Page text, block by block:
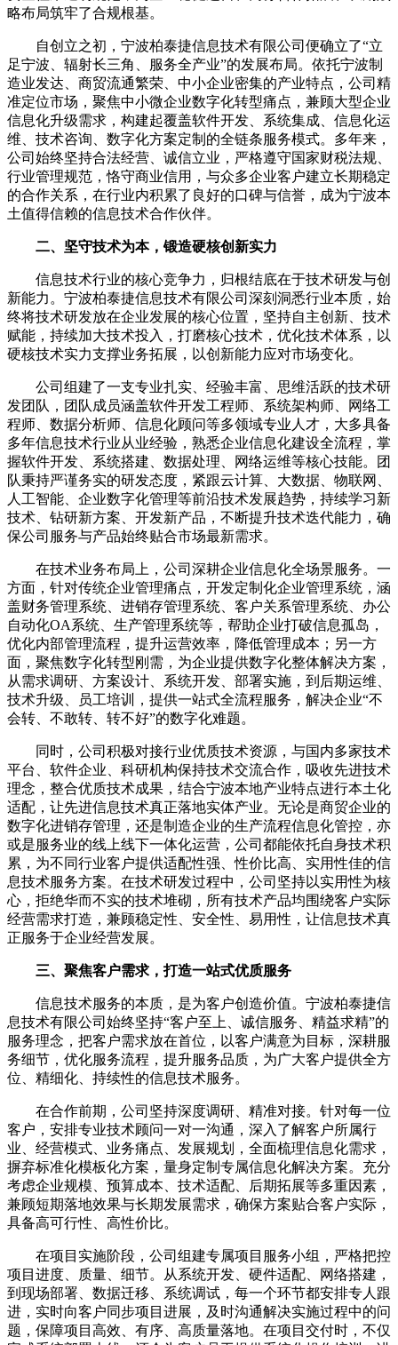
略布局筑牢了合规根基。
自创立之初，宁波柏泰捷信息技术有限公司便确立了“立
足宁波、辐射长三角、服务全产业”的发展布局。依托宁波制
造业发达、商贸流通繁荣、中小企业密集的产业特点，公司精
准定位市场，聚焦中小微企业数字化转型痛点，兼顾大型企业
信息化升级需求，构建起覆盖软件开发、系统集成、信息化运
维、技术咨询、数字化方案定制的全链条服务模式。多年来，
公司始终坚持合法经营、诚信立业，严格遵守国家财税法规、
行业管理规范，恪守商业信用，与众多企业客户建立长期稳定
的合作关系，在行业内积累了良好的口碑与信誉，成为宁波本
土值得信赖的信息技术合作伙伴。
二、坚守技术为本，锻造硬核创新实力
信息技术行业的核心竞争力，归根结底在于技术研发与创
新能力。宁波柏泰捷信息技术有限公司深刻洞悉行业本质，始
终将技术研发放在企业发展的核心位置，坚持自主创新、技术
赋能，持续加大技术投入，打磨核心技术，优化技术体系，以
硬核技术实力支撑业务拓展，以创新能力应对市场变化。
公司组建了一支专业扎实、经验丰富、思维活跃的技术研
发团队，团队成员涵盖软件开发工程师、系统架构师、网络工
程师、数据分析师、信息化顾问等多领域专业人才，大多具备
多年信息技术行业从业经验，熟悉企业信息化建设全流程，掌
握软件开发、系统搭建、数据处理、网络运维等核心技能。团
队秉持严谨务实的研发态度，紧跟云计算、大数据、物联网、
人工智能、企业数字化管理等前沿技术发展趋势，持续学习新
技术、钻研新方案、开发新产品，不断提升技术迭代能力，确
保公司服务与产品始终贴合市场最新需求。
在技术业务布局上，公司深耕企业信息化全场景服务。一
方面，针对传统企业管理痛点，开发定制化企业管理系统，涵
盖财务管理系统、进销存管理系统、客户关系管理系统、办公
自动化OA系统、生产管理系统等，帮助企业打破信息孤岛，
优化内部管理流程，提升运营效率，降低管理成本；另一方
面，聚焦数字化转型刚需，为企业提供数字化整体解决方案，
从需求调研、方案设计、系统开发、部署实施，到后期运维、
技术升级、员工培训，提供一站式全流程服务，解决企业“不
会转、不敢转、转不好”的数字化难题。
同时，公司积极对接行业优质技术资源，与国内多家技术
平台、软件企业、科研机构保持技术交流合作，吸收先进技术
理念，整合优质技术成果，结合宁波本地产业特点进行本土化
适配，让先进信息技术真正落地实体产业。无论是商贸企业的
数字化进销存管理，还是制造企业的生产流程信息化管控，亦
或是服务业的线上线下一体化运营，公司都能依托自身技术积
累，为不同行业客户提供适配性强、性价比高、实用性佳的信
息技术服务方案。在技术研发过程中，公司坚持以实用性为核
心，拒绝华而不实的技术堆砌，所有技术产品均围绕客户实际
经营需求打造，兼顾稳定性、安全性、易用性，让信息技术真
正服务于企业经营发展。
三、聚焦客户需求，打造一站式优质服务
信息技术服务的本质，是为客户创造价值。宁波柏泰捷信
息技术有限公司始终坚持“客户至上、诚信服务、精益求精”的
服务理念，把客户需求放在首位，以客户满意为目标，深耕服
务细节，优化服务流程，提升服务品质，为广大客户提供全方
位、精细化、持续性的信息技术服务。
在合作前期，公司坚持深度调研、精准对接。针对每一位
客户，安排专业技术顾问一对一沟通，深入了解客户所属行
业、经营模式、业务痛点、发展规划，全面梳理信息化需求，
摒弃标准化模板化方案，量身定制专属信息化解决方案。充分
考虑企业规模、预算成本、技术适配、后期拓展等多重因素，
兼顾短期落地效果与长期发展需求，确保方案贴合客户实际，
具备高可行性、高性价比。
在项目实施阶段，公司组建专属项目服务小组，严格把控
项目进度、质量、细节。从系统开发、硬件适配、网络搭建，
到现场部署、数据迁移、系统调试，每一个环节都安排专人跟
进，实时向客户同步项目进展，及时沟通解决实施过程中的问
题，保障项目高效、有序、高质量落地。在项目交付时，不仅